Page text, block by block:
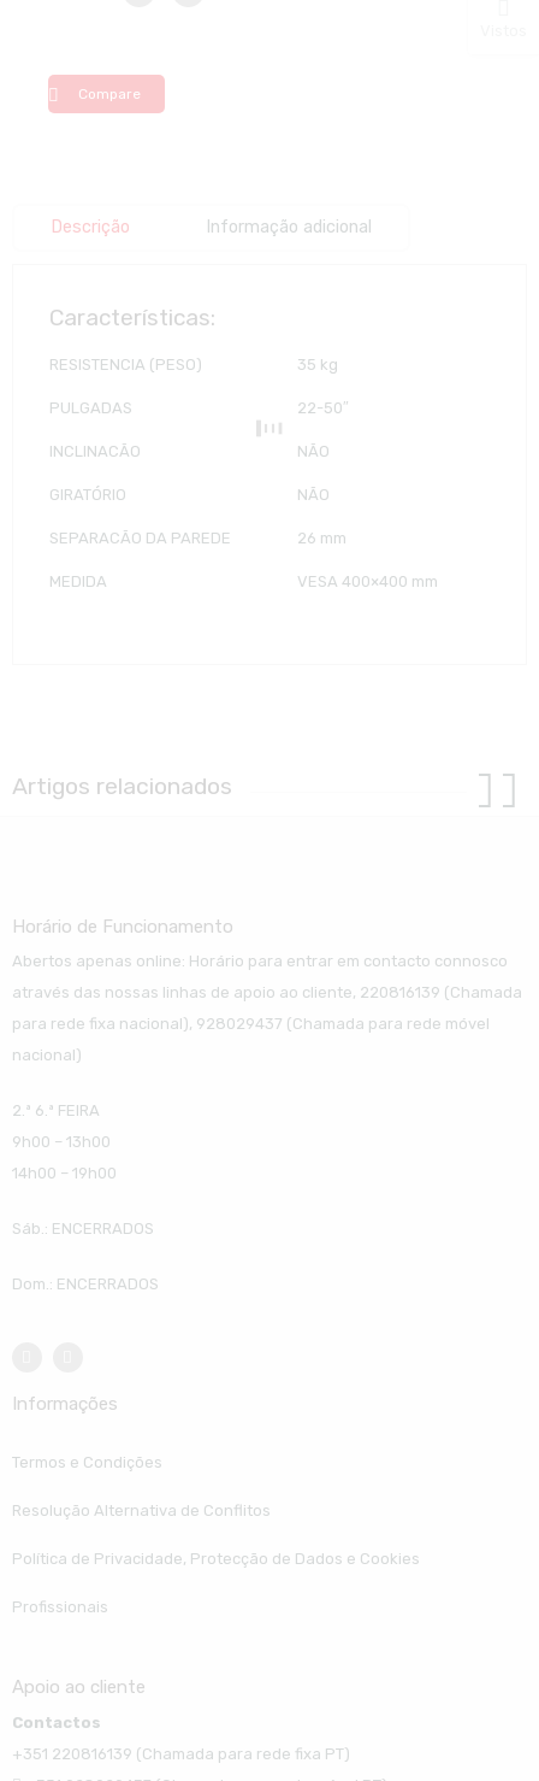
Compare
Descrição Informação adicional
Características:
RESISTENCIA (PESO) 35 kg
PULGADAS 22-50″
INCLINACÃO NÃO
GIRATÓRIO NÃO
SEPARACÃO DA PAREDE 26 mm
MEDIDA VESA 400×400 mm
Artigos relacionados
Horário de Funcionamento
Abertos apenas online: Horário para entrar em contacto connosco
através das nossas linhas de apoio ao cliente, 220816139 (Chamada
para rede fixa nacional), 928029437 (Chamada para rede móvel
nacional)
2.ª 6.ª FEIRA
9h00 – 13h00
14h00 – 19h00
Sáb.: ENCERRADOS
Dom.: ENCERRADOS
Informações
Termos e Condições
Resolução Alternativa de Conflitos
Política de Privacidade, Protecção de Dados e Cookies
Profissionais
Apoio ao cliente
Contactos
+351 220816139 (Chamada para rede fixa PT)